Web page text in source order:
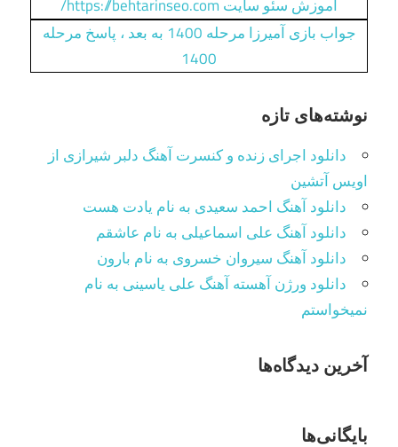
آموزش سئو سایت https://behtarinseo.com/
جواب بازی آمیرزا مرحله 1400 به بعد ، پاسخ مرحله
1400
نوشته‌های تازه
دانلود اجرای زنده و کنسرت آهنگ دلبر شیرازی از
اویس آتشین
دانلود آهنگ احمد سعیدی به نام یادت هست
دانلود آهنگ علی اسماعیلی به نام عاشقم
دانلود آهنگ سیروان خسروی به نام بارون
دانلود ورژن آهسته آهنگ علی یاسینی به نام
نمیخواستم
آخرین دیدگاه‌ها
بایگانی‌ها